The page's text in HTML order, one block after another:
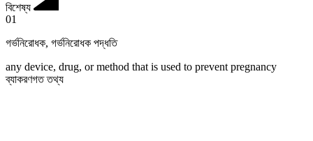
বিশেষ্য
01
গর্ভনিরোধক, গর্ভনিরোধক পদ্ধতি
any device, drug, or method that is used to prevent pregnancy
ব্যাকরণগত তথ্য